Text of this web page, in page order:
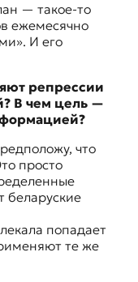
— такое-то
ежемесячно
И его
репрессии
В чем цель —
что
просто
беларуские
попадает
те же